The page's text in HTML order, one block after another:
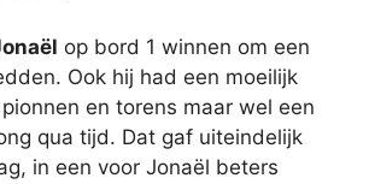
op bord 1 winnen om een
Ook hij had een moeilijk
en torens maar wel een
qua tijd. Dat gaf uiteindelijk
in een voor Jonaël beters